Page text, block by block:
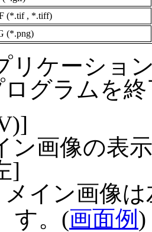
(*.tif , *.tiff)
(*.png)
リケーショ
ログラムを
ン画像の表
]
メイン画像
す。(画面例